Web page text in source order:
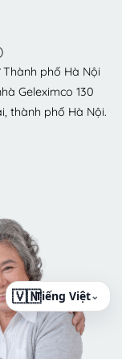
phố Hà Nội
Geleximco 130
thành phố Hà Nội.
⌄